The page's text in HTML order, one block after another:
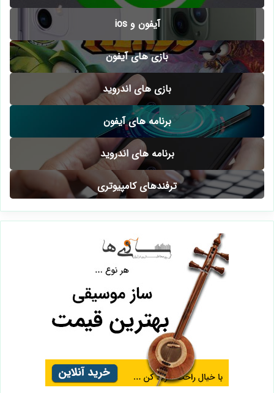
آیفون و ios
بازی های آیفون
بازی های اندروید
برنامه های آیفون
برنامه های اندروید
ترفندهای کامپیوتری